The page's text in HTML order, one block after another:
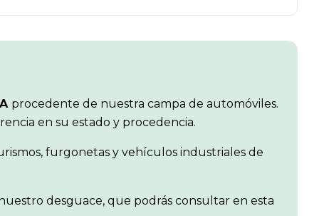
procedente de nuestra campa de automóviles.
en su estado y procedencia.
furgonetas y vehículos industriales de
desguace, que podrás consultar en esta